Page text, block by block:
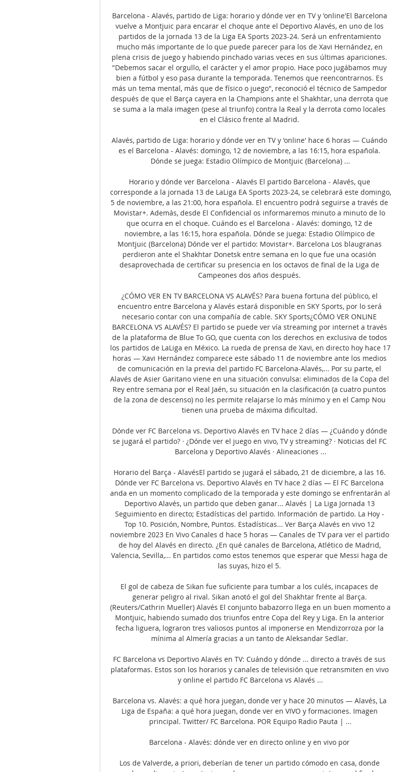
Barcelona - Alavés, partido de Liga: horario y dónde ver en TV y 'online'El Barcelona
vuelve a Montjuic para encarar el choque ante el Deportivo Alavés, en uno de los
partidos de la jornada 13 de la Liga EA Sports 2023-24. Será un enfrentamiento
mucho más importante de lo que puede parecer para los de Xavi Hernández, en
plena crisis de juego y habiendo pinchado varias veces en sus últimas apariciones.
"Debemos sacar el orgullo, el carácter y el amor propio. Hace poco jugábamos muy
bien a fútbol y eso pasa durante la temporada. Tenemos que reencontrarnos. Es
más un tema mental, más que de físico o juego", reconoció el técnico de Sampedor
después de que el Barça cayera en la Champions ante el Shakhtar, una derrota que
se suma a la mala imagen (pese al triunfo) contra la Real y la derrota como locales
en el Clásico frente al Madrid.
Alavés, partido de Liga: horario y dónde ver en TV y 'online' hace 6 horas — Cuándo
es el Barcelona - Alavés: domingo, 12 de noviembre, a las 16:15, hora española.
Dónde se juega: Estadio Olímpico de Montjuic (Barcelona) ...
Horario y dónde ver Barcelona - Alavés El partido Barcelona - Alavés, que
corresponde a la jornada 13 de LaLiga EA Sports 2023-24, se celebrará este domingo,
5 de noviembre, a las 21:00, hora española. El encuentro podrá seguirse a través de
Movistar+. Además, desde El Confidencial os informaremos minuto a minuto de lo
que ocurra en el choque. Cuándo es el Barcelona - Alavés: domingo, 12 de
noviembre, a las 16:15, hora española. Dónde se juega: Estadio Olímpico de
Montjuic (Barcelona) Dónde ver el partido: Movistar+. Barcelona Los blaugranas
perdieron ante el Shakhtar Donetsk entre semana en lo que fue una ocasión
desaprovechada de certificar su presencia en los octavos de final de la Liga de
Campeones dos años después.
¿CÓMO VER EN TV BARCELONA VS ALAVÉS? Para buena fortuna del público, el
encuentro entre Barcelona y Alavés estará disponible en SKY Sports, por lo será
necesario contar con una compañía de cable. SKY Sports¿CÓMO VER ONLINE
BARCELONA VS ALAVÉS? El partido se puede ver vía streaming por internet a través
de la plataforma de Blue To GO, que cuenta con los derechos en exclusiva de todos
los partidos de LaLiga en México. La rueda de prensa de Xavi, en directo hoy hace 17
horas — Xavi Hernández comparece este sábado 11 de noviembre ante los medios
de comunicación en la previa del partido FC Barcelona-Alavés,... Por su parte, el
Alavés de Asier Garitano viene en una situación convulsa: eliminados de la Copa del
Rey entre semana por el Real Jaén, su situación en la clasificación (a cuatro puntos
de la zona de descenso) no les permite relajarse lo más mínimo y en el Camp Nou
tienen una prueba de máxima dificultad.
Dónde ver FC Barcelona vs. Deportivo Alavés en TV hace 2 días — ¿Cuándo y dónde
se jugará el partido? · ¿Dónde ver el juego en vivo, TV y streaming? · Noticias del FC
Barcelona y Deportivo Alavés · Alineaciones ...
Horario del Barça - AlavésEl partido se jugará el sábado, 21 de diciembre, a las 16.
Dónde ver FC Barcelona vs. Deportivo Alavés en TV hace 2 días — El FC Barcelona
anda en un momento complicado de la temporada y este domingo se enfrentarán al
Deportivo Alavés, un partido que deben ganar... Alavés | La Liga Jornada 13
Seguimiento en directo; Estadísticas del partido. Información de partido. La Hoy -
Top 10. Posición, Nombre, Puntos. Estadísticas... Ver Barça Alavés en vivo 12
noviembre 2023 En Vivo Canales d hace 5 horas — Canales de TV para ver el partido
de hoy del Alavés en directo. ¿En qué canales de Barcelona, Atlético de Madrid,
Valencia, Sevilla,... En partidos como estos tenemos que esperar que Messi haga de
las suyas, hizo el 5.
El gol de cabeza de Sikan fue suficiente para tumbar a los culés, incapaces de
generar peligro al rival. Sikan anotó el gol del Shakhtar frente al Barça.
(Reuters/Cathrin Mueller) Alavés El conjunto babazorro llega en un buen momento a
Montjuic, habiendo sumado dos triunfos entre Copa del Rey y Liga. En la anterior
fecha liguera, lograron tres valiosos puntos al imponerse en Mendizorroza por la
mínima al Almería gracias a un tanto de Aleksandar Sedlar.
FC Barcelona vs Deportivo Alavés en TV: Cuándo y dónde ... directo a través de sus
plataformas. Estos son los horarios y canales de televisión que retransmiten en vivo
y online el partido FC Barcelona vs Alavés ...
Barcelona vs. Alavés: a qué hora juegan, donde ver y hace 20 minutos — Alavés, La
Liga de España: a qué hora juegan, donde ver en VIVO y formaciones. Imagen
principal. Twitter/ FC Barcelona. POR Equipo Radio Pauta | ...
Barcelona - Alavés: dónde ver en directo online y en vivo por
Los de Valverde, a priori, deberían de tener un partido cómodo en casa, donde